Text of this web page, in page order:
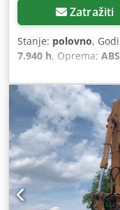
Zatražiti
Stanje: polovno,
7.940 h, Oprema:
Mobilni bager Tip:
odobrenja: N211
105 kW Radni sati:
kg Dužina za
Visina za transport:
džoistikom -
Rado ćemo vam
finansiranja/lizinga,
informacije su bez
mogućim